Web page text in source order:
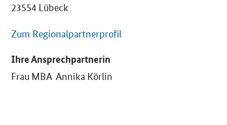
23554 Lübeck
Zum Regionalpartnerprofil
Ihre Ansprechpartnerin
Frau MBA Annika Körlin